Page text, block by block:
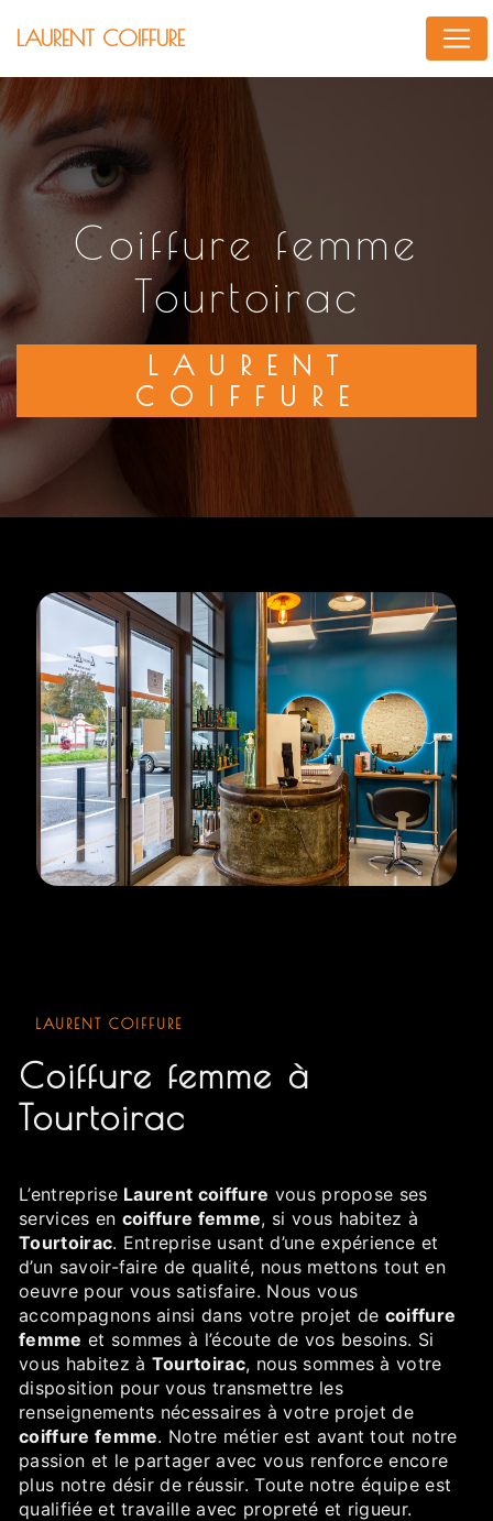
LAURENT COIFFURE
coiffure femme
Tourtoirac
LAURENT
COIFFURE
LAURENT COIFFURE
coiffure femme à
Tourtoirac
L’entreprise Laurent coiffure vous propose ses
services en coiffure femme, si vous habitez à
Tourtoirac. Entreprise usant d’une expérience et
d’un savoir-faire de qualité, nous mettons tout en
oeuvre pour vous satisfaire. Nous vous
accompagnons ainsi dans votre projet de coiffure
femme et sommes à l’écoute de vos besoins. Si
vous habitez à Tourtoirac, nous sommes à votre
disposition pour vous transmettre les
renseignements nécessaires à votre projet de
coiffure femme. Notre métier est avant tout notre
passion et le partager avec vous renforce encore
plus notre désir de réussir. Toute notre équipe est
qualifiée et travaille avec propreté et rigueur.